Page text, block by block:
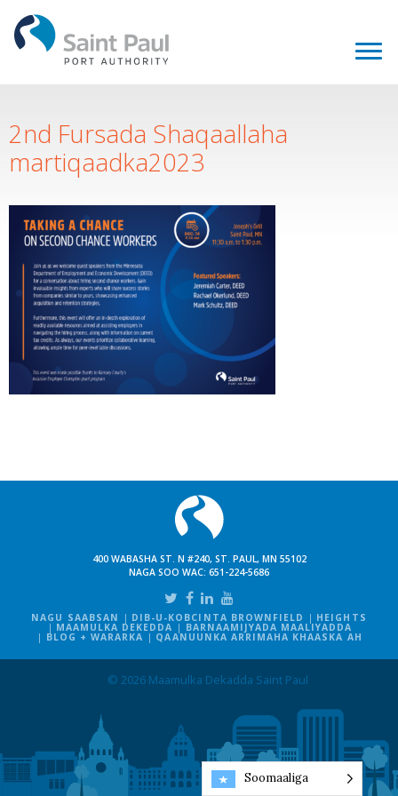
2nd Fursada Shaqaallaha
martiqaadka2023
400 WABASHA ST. N #240, ST. PAUL, MN 55102
NAGA SOO WAC: 651-224-5686
NAGU SAABSAN DIB-U-KOBCINTA BROWNFIELD HEIGHTS
MAAMULKA DEKEDDA BARNAAMIJYADA MAALIYADDA
BLOG + WARARKA QAANUUNKA ARRIMAHA KHAASKA AH
© 2026 Maamulka Dekadda Saint Paul
Soomaaliga